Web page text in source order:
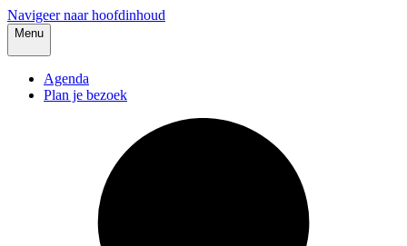
Navigeer naar hoofdinhoud
Menu
Agenda
Plan je bezoek